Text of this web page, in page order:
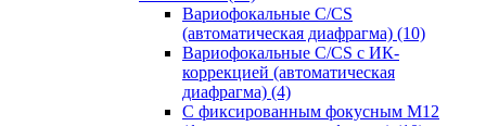
Вариофокальные C/CS
(автоматическая диафрагма) (10)
Вариофокальные C/CS с ИК-
коррекцией (автоматическая
диафрагма) (4)
С фиксированным фокусным М12